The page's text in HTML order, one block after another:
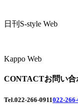
日刊S-style Web
Kappo Web
CONTACTお問い合
Tel.022-266-0911022-266-